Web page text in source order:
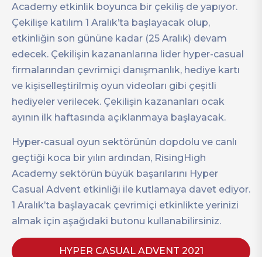
Academy etkinlik boyunca bir çekiliş de yapıyor.
Çekilişe katılım 1 Aralık’ta başlayacak olup,
etkinliğin son gününe kadar (25 Aralık) devam
edecek. Çekilişin kazananlarına lider hyper-casual
firmalarından çevrimiçi danışmanlık, hediye kartı
ve kişiselleştirilmiş oyun videoları gibi çeşitli
hediyeler verilecek. Çekilişin kazananları ocak
ayının ilk haftasında açıklanmaya başlayacak.
Hyper-casual oyun sektörünün dopdolu ve canlı
geçtiği koca bir yılın ardından, RisingHigh
Academy sektörün büyük başarılarını Hyper
Casual Advent etkinliği ile kutlamaya davet ediyor.
1 Aralık’ta başlayacak çevrimiçi etkinlikte yerinizi
almak için aşağıdaki butonu kullanabilirsiniz.
HYPER CASUAL ADVENT 2021